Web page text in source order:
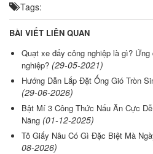
Tags:
BÀI VIẾT LIÊN QUAN
Quạt xe đẩy công nghiệp là gì?
nghiệp? (29-05-2021)
Hướng Dẫn Lắp Đặt Ống Gió Tròn
(29-06-2026)
Bật Mí 3 Công Thức Nấu Ăn Cực
Năng (01-12-2025)
Tô Giấy Nâu Có Gì Đặc Biệt Mà
08-2026)